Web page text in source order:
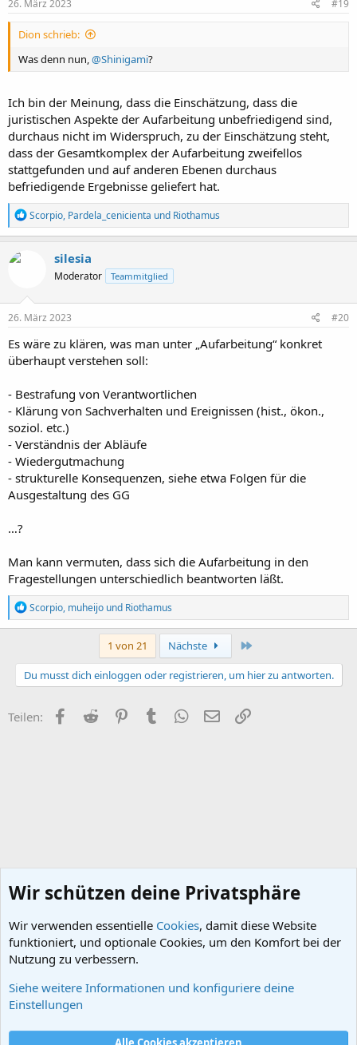
26. März 2023 #19
Dion schrieb:
Was denn nun, @Shinigami?
Ich bin der Meinung, dass die Einschätzung, dass die
juristischen Aspekte der Aufarbeitung unbefriedigend sind,
durchaus nicht im Widerspruch, zu der Einschätzung steht,
dass der Gesamtkomplex der Aufarbeitung zweifellos
stattgefunden und auf anderen Ebenen durchaus
befriedigende Ergebnisse geliefert hat.
R
e
a
n
e
:
Scorpio, Pardela_cenicienta und Riothamus
silesia
Moderator Teammitglied
26. März 2023 #20
Es wäre zu klären, was man unter „Aufarbeitung“ konkret
überhaupt verstehen soll:
- Bestrafung von Verantwortlichen
- Klärung von Sachverhalten und Ereignissen (hist., ökon.,
soziol. etc.)
- Verständnis der Abläufe
- Wiedergutmachung
- strukturelle Konsequenzen, siehe etwa Folgen für die
Ausgestaltung des GG
…?
Man kann vermuten, dass sich die Aufarbeitung in den
Fragestellungen unterschiedlich beantworten läßt.
R
e
a
i
o
n
Scorpio, muheijo und Riothamus
1 von 21 Nächste
Du musst dich einloggen oder registrieren, um hier zu antworten.
Teilen: Facebook
Reddit PinterestTumblr WhatsApp
E-Mail
Das Dritte Reich
Wir schützen deine Privatsphäre
Wir verwenden essentielle Cookies, damit diese Website
funktioniert, und optionale Cookies, um den Komfort bei der
Nutzung zu verbessern.
Siehe weitere Informationen und konfiguriere deine
Einstellungen